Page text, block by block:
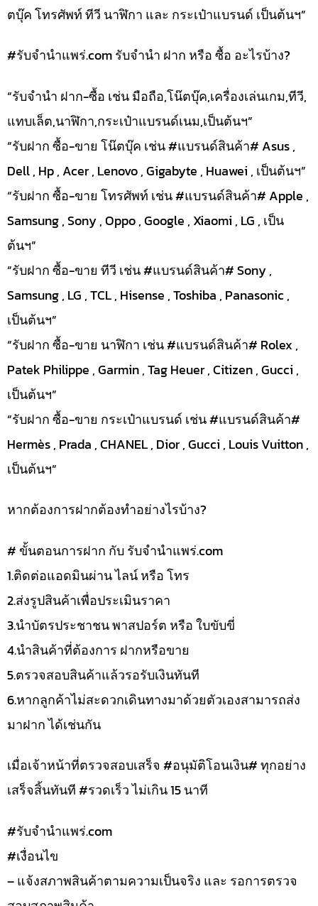
ตบุ๊ค โทรศัพท์ ทีวี นาฬิกา และ กระเป๋าแบรนด์ เป็นต้นฯ”
#รับจํานําแพร่.com รับจำนำ ฝาก หรือ ซื้อ อะไรบ้าง?
“รับจำนำ ฝาก-ซื้อ เช่น มือถือ,โน๊ตบุ๊ค,เครื่องเล่นเกม,ทีวี,
แทบเล็ต,นาฬิกา,กระเป๋าแบรนด์เนม,เป็นต้นฯ”
“รับฝาก ซื้อ-ขาย โน๊ตบุ๊ค เช่น #แบรนด์สินค้า# Asus ,
Dell , Hp , Acer , Lenovo , Gigabyte , Huawei , เป็นต้นฯ”
“รับฝาก ซื้อ-ขาย โทรศัพท์ เช่น #แบรนด์สินค้า# Apple ,
Samsung , Sony , Oppo , Google , Xiaomi , LG , เป็น
ต้นฯ”
“รับฝาก ซื้อ-ขาย ทีวี เช่น #แบรนด์สินค้า# Sony ,
Samsung , LG , TCL , Hisense , Toshiba , Panasonic ,
เป็นต้นฯ”
“รับฝาก ซื้อ-ขาย นาฬิกา เช่น #แบรนด์สินค้า# Rolex ,
Patek Philippe , Garmin , Tag Heuer , Citizen , Gucci ,
เป็นต้นฯ”
“รับฝาก ซื้อ-ขาย กระเป๋าแบรนด์ เช่น #แบรนด์สินค้า#
Hermès , Prada , CHANEL , Dior , Gucci , Louis Vuitton ,
เป็นต้นฯ”
หากต้องการฝากต้องทำอย่างไรบ้าง?
# ขั้นตอนการฝาก กับ รับจำนำแพร่.com
1.ติดต่อแอดมินผ่าน ไลน์ หรือ โทร
2.ส่งรูปสินค้าเพื่อประเมินราคา
3.นำบัตรประชาชน พาสปอร์ต หรือ ใบขับขี่
4.นำสินค้าที่ต้องการ ฝากหรือขาย
5.ตรวจสอบสินค้าแล้วรอรับเงินทันที
6.หากลูกค้าไม่สะดวกเดินทางมาด้วยตัวเองสามารถส่ง
มาฝาก ได้เช่นกัน
เมื่อเจ้าหน้าที่ตรวจสอบเสร็จ #อนุมัติโอนเงิน# ทุกอย่าง
เสร็จสิ้นทันที #รวดเร็ว ไม่เกิน 15 นาที
#รับจํานําแพร่.com
#เงื่อนไข
– แจ้งสภาพสินค้าตามความเป็นจริง และ รอการตรวจ